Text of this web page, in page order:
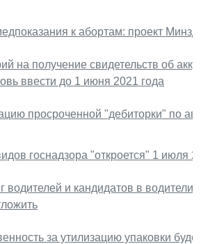
к абортам: проект
на получение свидетельств об
ввести до 1 июня 2021 года
просроченной "дебиторки" по
госнадзора "откроется" 1 июля
водителей и кандидатов в водители
за утилизацию упаковки